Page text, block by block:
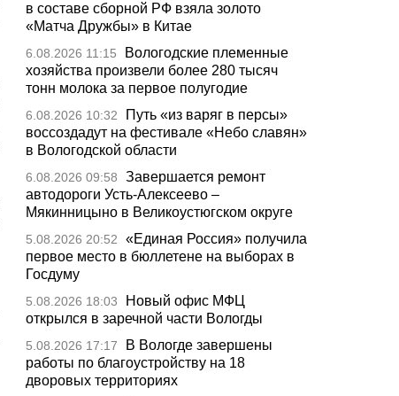
в составе сборной РФ взяла золото
«Матча Дружбы» в Китае
6.08.2026 11:15
Вологодские племенные
хозяйства произвели более 280 тысяч
тонн молока за первое полугодие
6.08.2026 10:32
Путь «из варяг в персы»
воссоздадут на фестивале «Небо славян»
в Вологодской области
6.08.2026 09:58
Завершается ремонт
автодороги Усть-Алексеево –
Мякинницыно в Великоустюгском округе
5.08.2026 20:52
«Единая Россия» получила
первое место в бюллетене на выборах в
Госдуму
5.08.2026 18:03
Новый офис МФЦ
открылся в заречной части Вологды
5.08.2026 17:17
В Вологде завершены
работы по благоустройству на 18
дворовых территориях